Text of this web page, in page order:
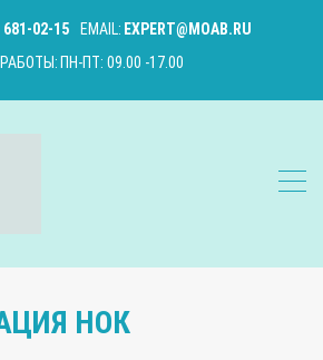
681-02-15 EMAIL: EXPERT@MOAB.RU
ПН-ПТ: 09.00 -17.00
НОК